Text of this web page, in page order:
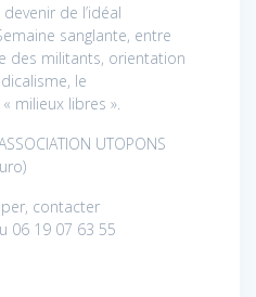
de l’idéal
sanglante, entre
des militants, orientation
le
milieux libres ».
UTOPONS
contacter
06 19 07 63 55